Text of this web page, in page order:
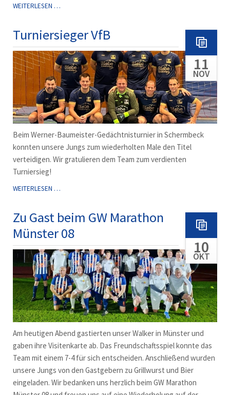
WEITERLESEN …6:2
LIONSFIELDROAD
Turniersieger VfB
11
NOV
Beim Werner-Baumeister-Gedächtnisturnier in Schermbeck
konnten unsere Jungs zum wiederholten Male den Titel
verteidigen. Wir gratulieren dem Team zum verdienten
Turniersieg!
WEITERLESEN …TURNIERSIEGER
Zu Gast beim GW Marathon
Münster 08
10
OKT
Am heutigen Abend gastierten unser Walker in Münster und
gaben ihre Visitenkarte ab. Das Freundschaftsspiel konnte das
Team mit einem 7-4 für sich entscheiden. Anschließend wurden
unsere Jungs von den Gastgebern zu Grillwurst und Bier
eingeladen. Wir bedanken uns herzlich beim GW Marathon